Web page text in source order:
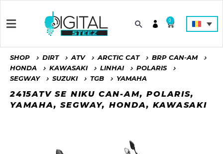
0
SHOP DIRT ATV ARCTIC CAT
BRP CAN-AM
HONDA
KAWASAKI LINHAI
POLARIS
SEGWAY
SUZUKI TGB YAMAHA
2415ATV SE NIKU CAN-AM, POLARIS,
YAMAHA, SEGWAY, HONDA, KAWASAKI